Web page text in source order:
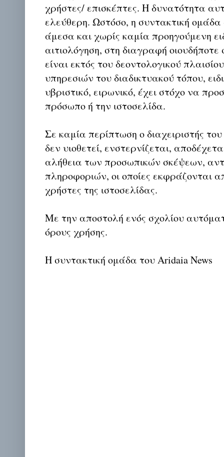
χρήστες/ επισκέπτες. Η δυνατότητα
ελεύθερη. Ωστόσο, η συντακτική
άμεσα και χωρίς καμία προηγούμενη
αιτιολόγηση, στη διαγραφή οιουδήποτε
είναι εκτός του δεοντολογικού
υπηρεσιών του διαδικτυακού τόπου,
υβριστικό, ειρωνικό, έχει στόχο να
πρόσωπο ή την ιστοσελίδα.
Σε καμία περίπτωση ο διαχειριστής
δεν υιοθετεί, ενστερνίζεται,
αλήθεια των προσωπικών σκέψεων,
πληροφοριών, οι οποίες εκφράζονται
χρήστες της ιστοσελίδας.
Με την αποστολή ενός σχολίου
όρους χρήσης.
Η συντακτική ομάδα του Aridaia News